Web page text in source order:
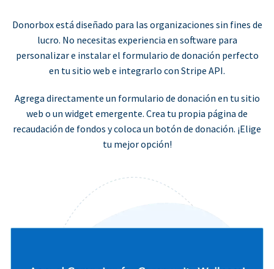
Donorbox está diseñado para las organizaciones sin fines de
lucro. No necesitas experiencia en software para
personalizar e instalar el formulario de donación perfecto
en tu sitio web e integrarlo con Stripe API.
Agrega directamente un formulario de donación en tu sitio
web o un widget emergente. Crea tu propia página de
recaudación de fondos y coloca un botón de donación. ¡Elige
tu mejor opción!